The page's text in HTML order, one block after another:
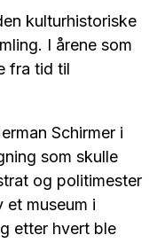
kulturhistoriske
I årene som
fra tid til
Schirmer i
som skulle
og politimester
et museum i
etter hvert ble